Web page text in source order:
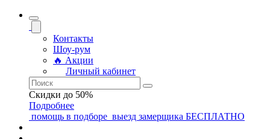
Контакты
Шоу-рум
🔥 Акции
Личный кабинет
Скидки до 50%
Подробнее
помощь в подборе выезд замерщика БЕСПЛАТНО